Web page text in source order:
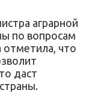
аграрной
по вопросам
отметила, что
даст